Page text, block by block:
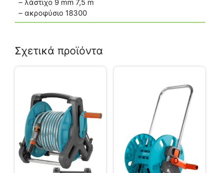
– λάστιχο 9 mm 7,5 m
– ακροφύσιο 18300
Σχετικά προϊόντα